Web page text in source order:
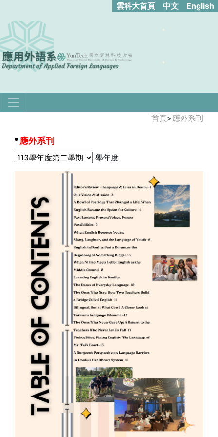
雲科大首頁 中文 English
應外系刊
首頁> 應外系刊
學年度